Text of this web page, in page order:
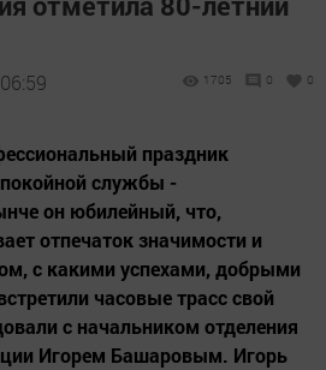
1705 0 0
праздник
службы -
он юбилейный, что,
отпечаток значимости и
с какими успехами, добрыми
часовые трасс свой
с начальником отделения
Игорем Башаровым. Игорь